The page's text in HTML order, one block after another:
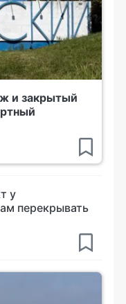
и закрытый
у
перекрывать